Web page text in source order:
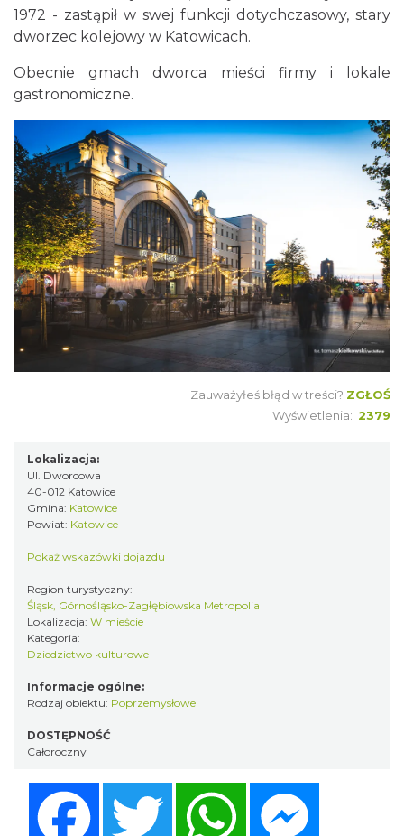
1972 - zastąpił w swej funkcji dotychczasowy, stary
dworzec kolejowy w Katowicach.
Obecnie gmach dworca mieści firmy i lokale
gastronomiczne.
Zauważyłeś błąd w treści? ZGŁOŚ
Wyświetlenia: 2379
Lokalizacja:
Ul. Dworcowa
40-012 Katowice
Gmina: Katowice
Powiat: Katowice
Pokaż wskazówki dojazdu
Region turystyczny:
Śląsk, Górnośląsko-Zagłębiowska Metropolia
Lokalizacja: W mieście
Kategoria:
Dziedzictwo kulturowe
Informacje ogólne:
Rodzaj obiektu: Poprzemysłowe
DOSTĘPNOŚĆ
Całoroczny
Twitter